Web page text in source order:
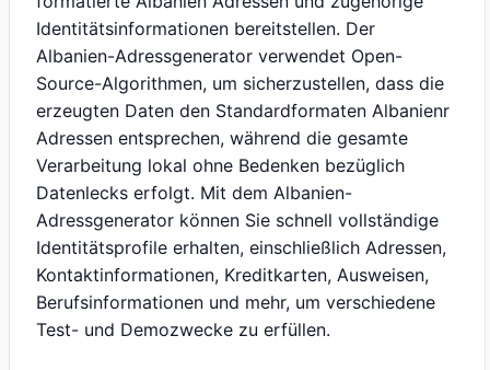
Identitätsinformationen bereitstellen. Der
Albanien-Adressgenerator verwendet Open-
Source-Algorithmen, um sicherzustellen, dass die
erzeugten Daten den Standardformaten Albanienr
Adressen entsprechen, während die gesamte
Verarbeitung lokal ohne Bedenken bezüglich
Datenlecks erfolgt. Mit dem Albanien-
Adressgenerator können Sie schnell vollständige
Identitätsprofile erhalten, einschließlich Adressen,
Kontaktinformationen, Kreditkarten, Ausweisen,
Berufsinformationen und mehr, um verschiedene
Test- und Demozwecke zu erfüllen.